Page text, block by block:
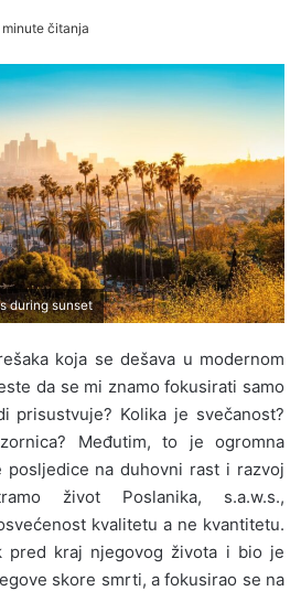
minute čitanja
during sunset
koja se dešava u modernom
da se mi znamo fokusirati samo
prisustvuje? Kolika je svečanost?
Međutim, to je ogromna
posljedice na duhovni rast i razvoj
život Poslanika, s.a.w.s.,
kvalitetu a ne kvantitetu.
pred kraj njegovog života i bio je
skore smrti, a fokusirao se na